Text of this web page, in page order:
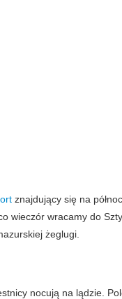
znajdujący się na
wieczór wracamy do
żeglugi.
nocują na lądzie.